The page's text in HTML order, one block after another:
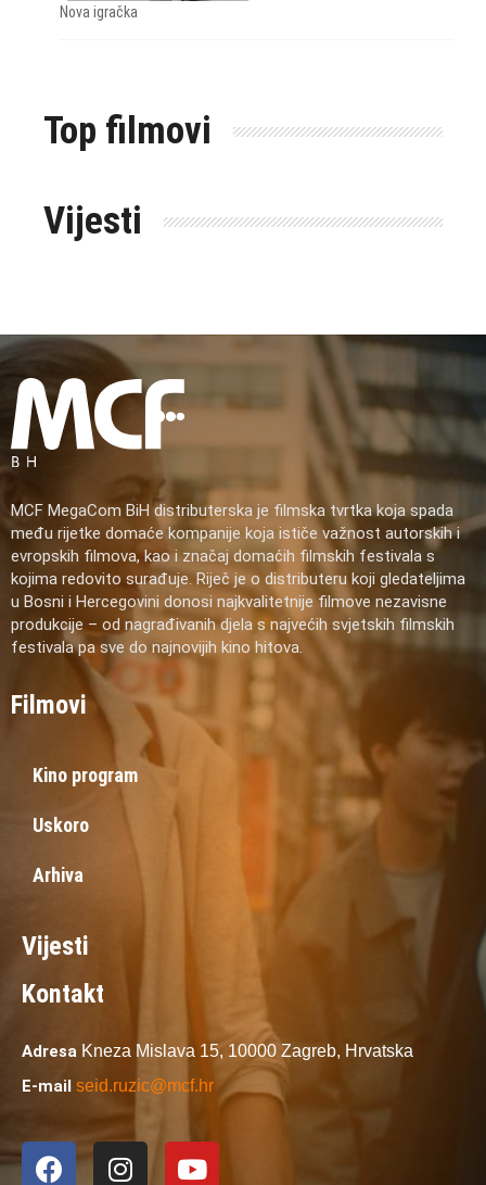
Nova igračka
Top filmovi
Vijesti
MCF MegaCom BiH distributerska je filmska tvrtka koja spada
među rijetke domaće kompanije koja ističe važnost autorskih i
evropskih filmova, kao i značaj domaćih filmskih festivala s
kojima redovito surađuje. Riječ je o distributeru koji gledateljima
u Bosni i Hercegovini donosi najkvalitetnije filmove nezavisne
produkcije – od nagrađivanih djela s najvećih svjetskih filmskih
festivala pa sve do najnovijih kino hitova.
Filmovi
Kino program
Uskoro
Arhiva
Vijesti
Kontakt
Adresa Kneza Mislava 15, 10000 Zagreb, Hrvatska
E-mail seid.ruzic@mcf.hr